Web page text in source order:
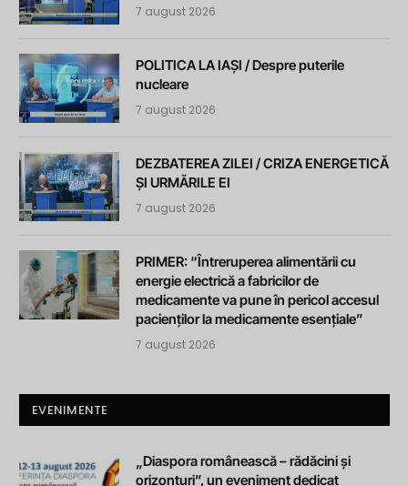
7 august 2026
POLITICA LA IAȘI / Despre puterile
nucleare
7 august 2026
DEZBATEREA ZILEI / CRIZA ENERGETICĂ
ȘI URMĂRILE EI
7 august 2026
PRIMER: “Întreruperea alimentării cu
energie electrică a fabricilor de
medicamente va pune în pericol accesul
pacienților la medicamente esențiale”
7 august 2026
EVENIMENTE
„Diaspora românească – rădăcini și
orizonturi”, un eveniment dedicat